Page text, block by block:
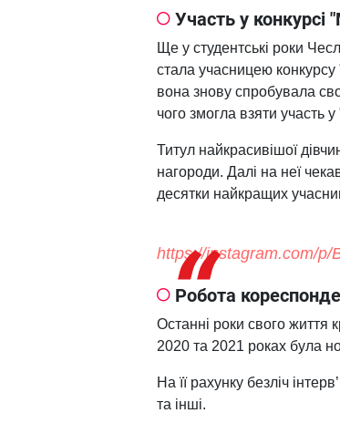
Участь у конкурсі
Ще у студентські роки
стала учасницею конкурсу
вона знову спробувала
чого змогла взяти участь
Титул найкрасивішої
нагороди. Далі на неї
десятки найкращих
https://instagram.com/p/
Робота
Останні роки свого життя
2020 та 2021 роках була
На її рахунку безліч
та інші.